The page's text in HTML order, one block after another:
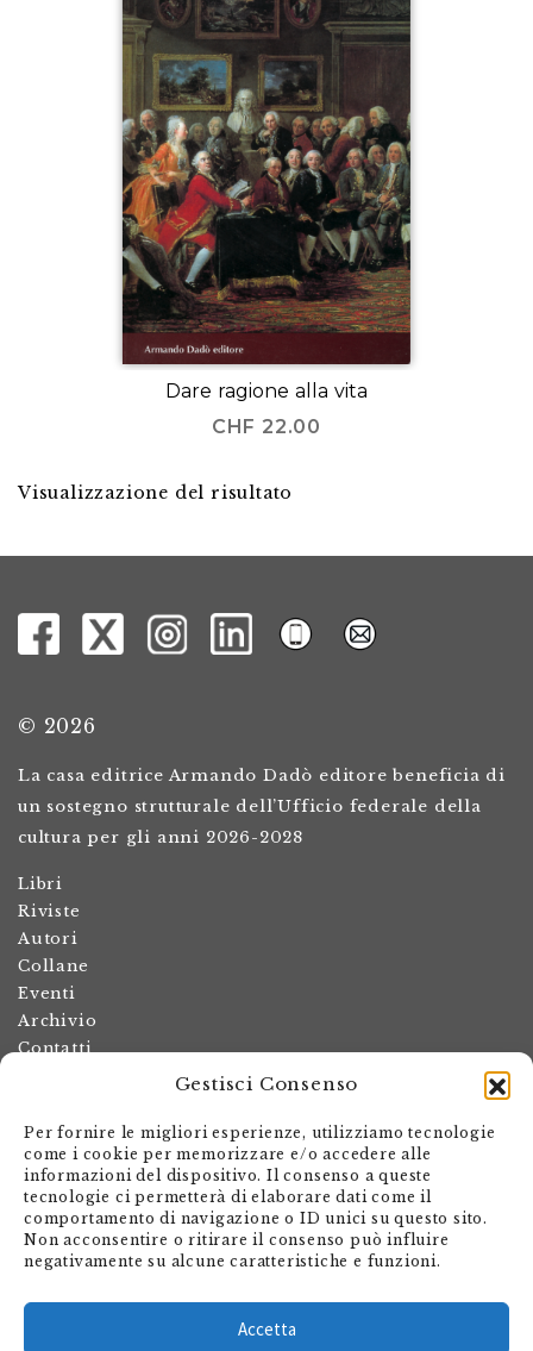
Gestisci Consenso
Per fornire le migliori esperienze, utilizziamo tecnologie
come i cookie per memorizzare e/o accedere alle
informazioni del dispositivo. Il consenso a queste
tecnologie ci permetterà di elaborare dati come il
comportamento di navigazione o ID unici su questo sito.
Non acconsentire o ritirare il consenso può influire
negativamente su alcune caratteristiche e funzioni.
Accetta
Dare ragione alla vita
CHF 22.00
Visualizzazione del risultato
© 2026
La casa editrice Armando Dadò editore beneficia di
un sostegno strutturale dell’Ufficio federale della
cultura per gli anni 2026-2028
Libri
Riviste
Autori
Collane
Eventi
Archivio
Contatti
Termini e condizioni
Spese di spedizione
Politica dei resi
Informativa sulla privacy
Il mio account
Carrello
Via Giovanni Antonio Orelli 29